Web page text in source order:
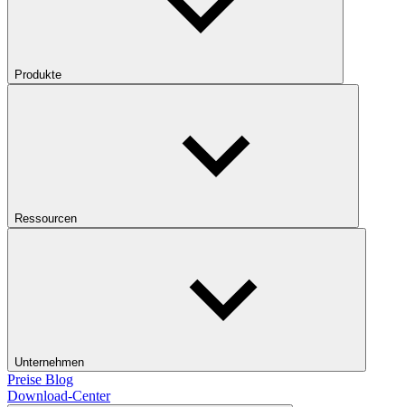
Produkte
Ressourcen
Unternehmen
Preise Blog
Download-Center